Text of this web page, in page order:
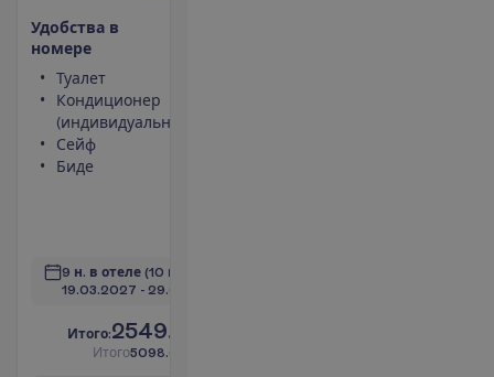
Удобства в
номере
Туалет
Кондиционер
(индивидуальный)
Сейф
Биде
9 н. в отеле (10 н. всего)
19.03.2027 - 29.03.2027
И того:2549.00
Итого5098.00